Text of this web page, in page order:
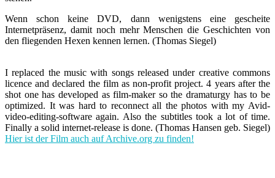
Wenn schon keine DVD, dann wenigstens eine gescheite
Internetpräsenz, damit noch mehr Menschen die Geschichten von
den fliegenden Hexen kennen lernen. (Thomas Siegel)
I replaced the music with songs released under creative commons
licence and declared the film as non-profit project. 4 years after the
shot one has developed as film-maker so the dramaturgy has to be
optimized. It was hard to reconnect all the photos with my Avid-
video-editing-software again. Also the subtitles took a lot of time.
Finally a solid internet-release is done. (Thomas Hansen geb. Siegel)
Hier ist der Film auch auf Archive.org zu finden!